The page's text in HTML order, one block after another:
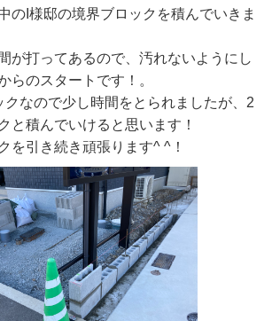
のI様邸の境界ブロックを積んでいきま
が打ってあるので、汚れないようにし
らのスタートです！。
クなので少し時間をとられましたが、2
と積んでいけると思います！
を引き続き頑張ります^ ^！